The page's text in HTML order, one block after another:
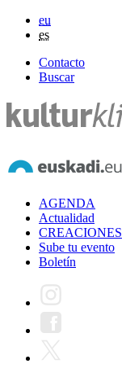
eu
es
Contacto
Buscar
AGENDA
Actualidad
CREACIONES
Sube tu evento
Boletín